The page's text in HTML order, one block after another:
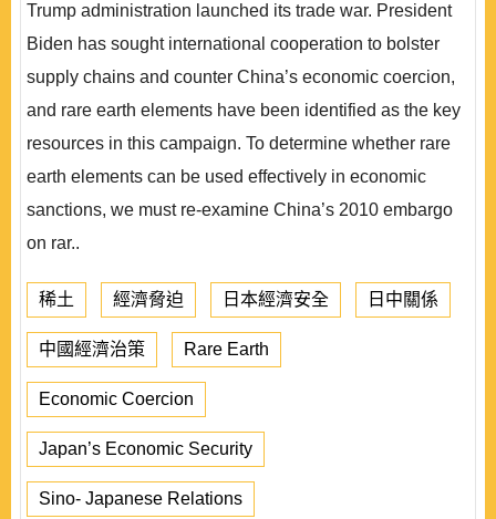
Trump administration launched its trade war. President
Biden has sought international cooperation to bolster
supply chains and counter China’s economic coercion,
and rare earth elements have been identified as the key
resources in this campaign. To determine whether rare
earth elements can be used effectively in economic
sanctions, we must re-examine China’s 2010 embargo
on rar..
稀土 經濟脅迫 日本經濟安全 日中關係
中國經濟治策 Rare Earth
Economic Coercion
Japan’s Economic Security
Sino- Japanese Relations